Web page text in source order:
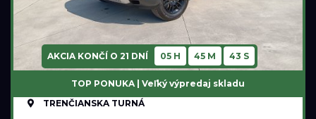
AKCIA KONČÍ O 21 DNÍ 05 H 45 M 41 S
TOP PONUKA | Veľký výpredaj skladu
TRENČIANSKA TURNÁ